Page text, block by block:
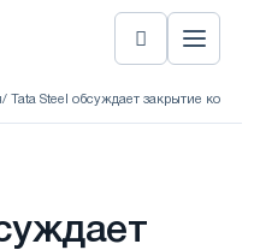
/ Tata Steel обсуждает закрытие